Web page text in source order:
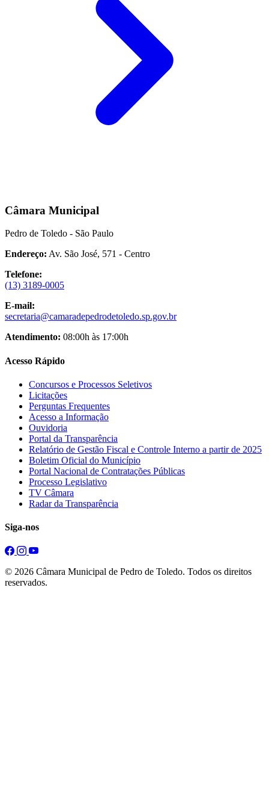
Câmara Municipal
Pedro de Toledo - São Paulo
Endereço: Av. São José, 571 - Centro
Telefone:
(13) 3189-0005
E-mail:
secretaria@camaradepedrodetoledo.sp.gov.br
Atendimento: 08:00h às 17:00h
Acesso Rápido
Concursos e Processos Seletivos
Licitações
Perguntas Frequentes
Acesso a Informação
Ouvidoria
Portal da Transparência
Relatório de Gestão Fiscal e Controle Interno a partir de 2025
Boletim Oficial do Município
Portal Nacional de Contratações Públicas
Processo Legislativo
TV Câmara
Radar da Transparência
Siga-nos
© 2026 Câmara Municipal de Pedro de Toledo. Todos os direitos
reservados.